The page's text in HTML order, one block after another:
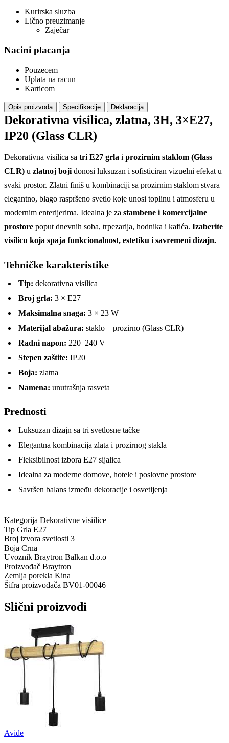
Kurirska sluzba
Lično preuzimanje
Zaječar
Nacini placanja
Pouzecem
Uplata na racun
Karticom
Opis proizvoda Specifikacije Deklaracija
Dekorativna visilica, zlatna, 3H, 3×E27,
IP20 (Glass CLR)
Dekorativna visilica sa tri E27 grla i prozirnim staklom (Glass
CLR) u zlatnoj boji donosi luksuzan i sofisticiran vizuelni efekat u
svaki prostor. Zlatni finiš u kombinaciji sa prozirnim staklom stvara
elegantno, blago raspršeno svetlo koje unosi toplinu i atmosferu u
modernim enterijerima. Idealna je za stambene i komercijalne
prostore poput dnevnih soba, trpezarija, hodnika i kafića. Izaberite
visilicu koja spaja funkcionalnost, estetiku i savremeni dizajn.
Tehničke karakteristike
Tip: dekorativna visilica
Broj grla: 3 × E27
Maksimalna snaga: 3 × 23 W
Materijal abažura: staklo – prozirno (Glass CLR)
Radni napon: 220–240 V
Stepen zaštite: IP20
Boja: zlatna
Namena: unutrašnja rasveta
Prednosti
Luksuzan dizajn sa tri svetlosne tačke
Elegantna kombinacija zlata i prozirnog stakla
Fleksibilnost izbora E27 sijalica
Idealna za moderne domove, hotele i poslovne prostore
Savršen balans između dekoracije i osvetljenja
Kategorija Dekorativne visiilice
Tip Grla E27
Broj izvora svetlosti 3
Boja Crna
Uvoznik Braytron Balkan d.o.o
Proizvođač Braytron
Zemlja porekla Kina
Šifra proizvođača BV01-00046
Slični proizvodi
Avide